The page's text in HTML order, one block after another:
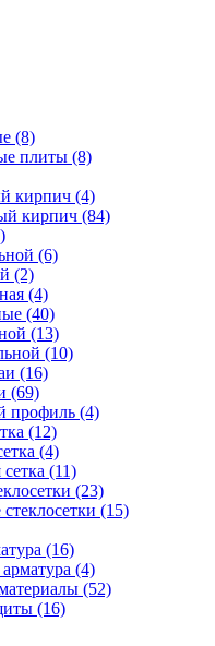
(8)
плиты (8)
кирпич (4)
кирпич (84)
(6)
(2)
(4)
(40)
(13)
(10)
(16)
(69)
(4)
(12)
(4)
(11)
(23)
(15)
(16)
(4)
(52)
(16)